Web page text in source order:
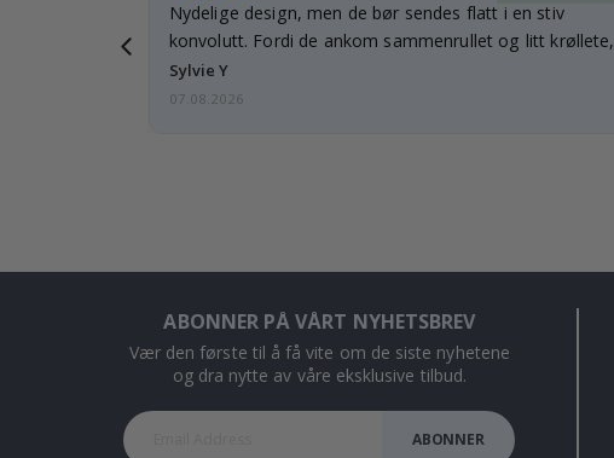
Nydelige design, men de bør sendes flatt i en stiv
konvolutt. Fordi de ankom sammenrullet og litt krøllete,
skulle de…
Sylvie Y
07.08.2026
ABONNER PÅ VÅRT NYHETSBREV
Vær den første til å få vite om de siste nyhetene
og dra nytte av våre eksklusive tilbud.
ABONNER